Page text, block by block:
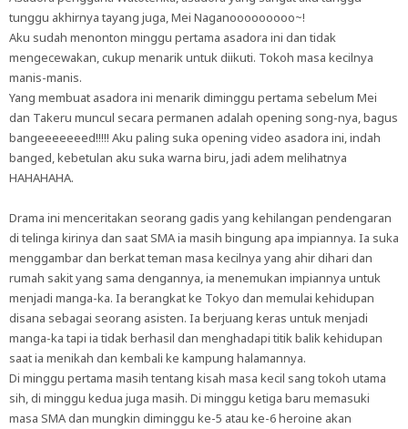
tunggu akhirnya tayang juga, Mei Naganooooooooo~!
Aku sudah menonton minggu pertama asadora ini dan tidak
mengecewakan, cukup menarik untuk diikuti. Tokoh masa kecilnya
manis-manis.
Yang membuat asadora ini menarik diminggu pertama sebelum Mei
dan Takeru muncul secara permanen adalah opening song-nya, bagus
bangeeeeeeed!!!!! Aku paling suka opening video asadora ini, indah
banged, kebetulan aku suka warna biru, jadi adem melihatnya
HAHAHAHA.
Drama ini menceritakan seorang gadis yang kehilangan pendengaran
di telinga kirinya dan saat SMA ia masih bingung apa impiannya. Ia suka
menggambar dan berkat teman masa kecilnya yang ahir dihari dan
rumah sakit yang sama dengannya, ia menemukan impiannya untuk
menjadi manga-ka. Ia berangkat ke Tokyo dan memulai kehidupan
disana sebagai seorang asisten. Ia berjuang keras untuk menjadi
manga-ka tapi ia tidak berhasil dan menghadapi titik balik kehidupan
saat ia menikah dan kembali ke kampung halamannya.
Di minggu pertama masih tentang kisah masa kecil sang tokoh utama
sih, di minggu kedua juga masih. Di minggu ketiga baru memasuki
masa SMA dan mungkin diminggu ke-5 atau ke-6 heroine akan